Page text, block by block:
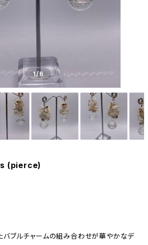
1/6
(pierce)
バブルチャームの組み合わせが華やかなデ